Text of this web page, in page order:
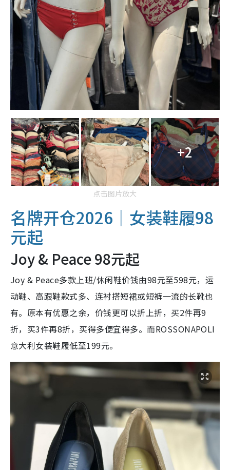
+2
点击图片放大
名牌开仓2026｜女装鞋履98
元起
Joy & Peace 98元起
Joy & Peace多款上班/休闲鞋价钱由98元至598元，运
动鞋、高跟鞋款式多、连衬搭短裙或短裤一流的长靴也
有。原本有优惠之余，价钱更可以折上折，买2件再9
折，买3件再8折，买得多便宜得多。而ROSSONAPOLI
意大利女装鞋履低至199元。